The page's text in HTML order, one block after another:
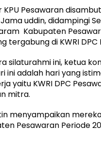
Pesawaran
uddin, didampingi
Kabupaten
tergabung di KWRI DPC
silaturahmi ini, ketua
ini adalah hari yang
yaitu KWRI DPC
mitra.
menyampaikan
Pesawaran Periode